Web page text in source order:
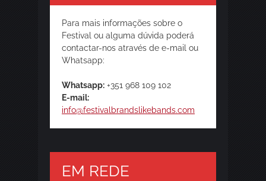
Para mais informações sobre o
Festival ou alguma dúvida poderá
contactar-nos através de e-mail ou
Whatsapp:
Whatsapp: +351 968 109 102
E-mail:
info@festivalbrandslikebands.com
EM REDE